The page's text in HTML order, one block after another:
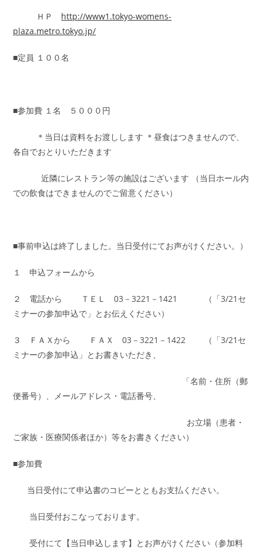
ＨＰ http://www1.tokyo-womens-
plaza.metro.tokyo.jp/
■定員 １００名
■参加費 １名 ５０００円
＊当日は資料をお渡しします ＊昼食はつきませんので、
各自でおとりいただきます
近隣にレストラン等の施設はございます （当日ホール内
での飲食はできませんのでご留意ください）
■事前申込は終了しました。当日受付にてお声がけください。）
１ 申込フォームから
２ 電話から ＴＥＬ 03－3221－1421 （「3/21セ
ミナーの参加申込で」とお伝えください）
３ ＦＡＸから ＦＡＸ 03－3221－1422 （「3/21セ
ミナーの参加申込」とお書きいただき、
「名前・住所（郵
便番号）、メールアドレス・電話番号、
お立場（患者・
ご家族・医療関係者ほか）等をお書きください）
■参加費
当日受付にて申込書のコピーとともお支払ください。
当日受付おこなっております。
受付にて【当日申込します】とお声がけください（参加料